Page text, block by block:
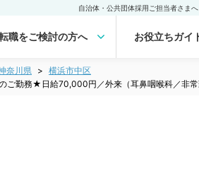
自治体・公共団体採用ご担当者さまへ
職をご検討の方へ お役立ちガイ
奈川県
横浜市中区
ご勤務★日給70,000円／外来（耳鼻咽喉科／非常